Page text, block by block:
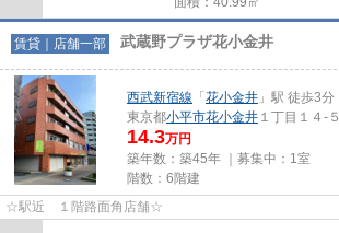
賃貸｜店舗一部 武蔵野プラザ花小金井
西武新宿線 「 花小金井 」駅 徒歩3分
東京都小平市花小金井 １丁目１４-５
14.3万円
築年数：築45年 ｜募集中： 1室
階数：6階建
☆駅近 １階路面角店舗☆